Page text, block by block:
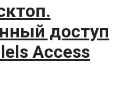
доступ
Access